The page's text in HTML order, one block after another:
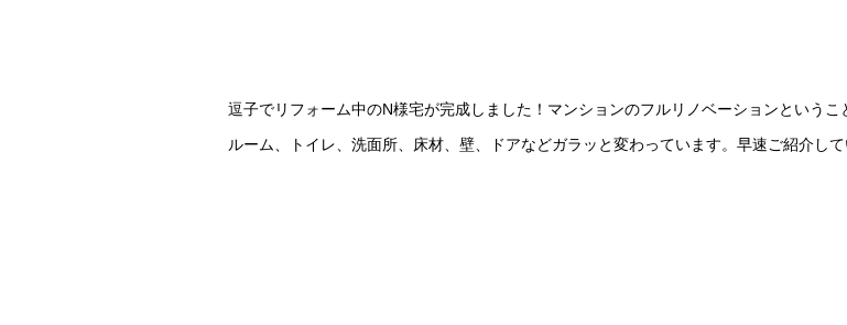
逗子でリフォーム中のN様宅が完成しました！マンションのフルリノベーションという
ルーム、トイレ、洗面所、床材、壁、ドアなどガラッと変わっています。早速ご紹介して